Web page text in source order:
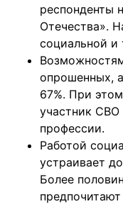
респонденты
Отечества».
социальной и
опрошенных,
67%. При
участник СВО
профессии.
Работой
устраивает
Более